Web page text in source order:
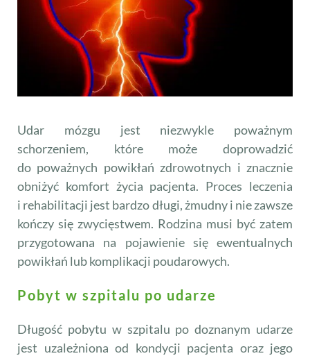
Udar mózgu jest niezwykle poważnym
schorzeniem, które może doprowadzić
do poważnych powikłań zdrowotnych i znacznie
obniżyć komfort życia pacjenta. Proces leczenia
i rehabilitacji jest bardzo długi, żmudny i nie zawsze
kończy się zwycięstwem. Rodzina musi być zatem
przygotowana na pojawienie się ewentualnych
powikłań lub komplikacji poudarowych.
Pobyt w szpitalu po udarze
Długość pobytu w szpitalu po doznanym udarze
jest uzależniona od kondycji pacjenta oraz jego